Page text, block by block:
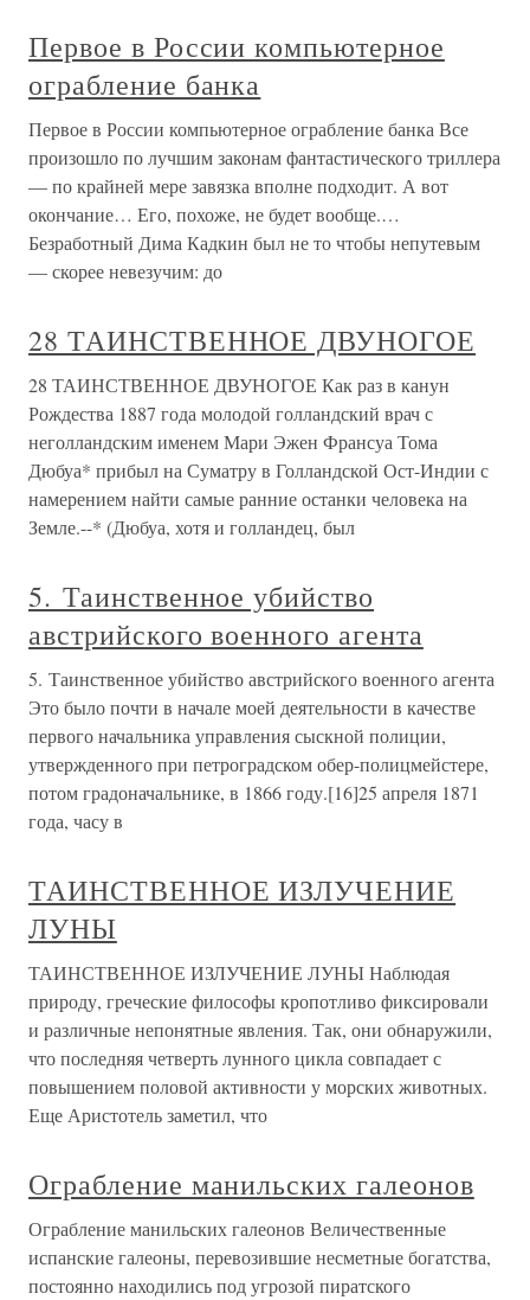
Первое в России компьютерное
ограбление банка
Первое в России компьютерное ограбление банка Все
произошло по лучшим законам фантастического триллера
— по крайней мере завязка вполне подходит. А вот
окончание… Его, похоже, не будет вообще.…
Безработный Дима Кадкин был не то чтобы непутевым
— скорее невезучим: до
28 ТАИНСТВЕННОЕ ДВУНОГОЕ
28 ТАИНСТВЕННОЕ ДВУНОГОЕ Как раз в канун
Рождества 1887 года молодой голландский врач с
неголландским именем Мари Эжен Франсуа Тома
Дюбуа* прибыл на Суматру в Голландской Ост-Индии с
намерением найти самые ранние останки человека на
Земле.--* (Дюбуа, хотя и голландец, был
5. Таинственное убийство
австрийского военного агента
5. Таинственное убийство австрийского военного агента
Это было почти в начале моей деятельности в качестве
первого начальника управления сыскной полиции,
утвержденного при петроградском обер-полицмейстере,
потом градоначальнике, в 1866 году.[16]25 апреля 1871
года, часу в
ТАИНСТВЕННОЕ ИЗЛУЧЕНИЕ
ЛУНЫ
ТАИНСТВЕННОЕ ИЗЛУЧЕНИЕ ЛУНЫ Наблюдая
природу, греческие философы кропотливо фиксировали
и различные непонятные явления. Так, они обнаружили,
что последняя четверть лунного цикла совпадает с
повышением половой активности у морских животных.
Еще Аристотель заметил, что
Ограбление манильских галеонов
Ограбление манильских галеонов Величественные
испанские галеоны, перевозившие несметные богатства,
постоянно находились под угрозой пиратского